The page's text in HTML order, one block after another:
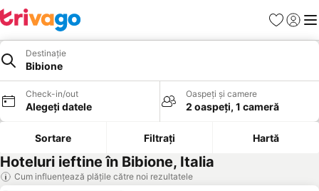
Favorite
Destinație
Bibione
Check-in/out
Alegeți datele
Oaspeți și camere
2 oaspeți, 1 cameră
Sortare Filtrați Hartă
Hoteluri ieftine în Bibione, Italia
Cum influențează plățile către noi rezultatele